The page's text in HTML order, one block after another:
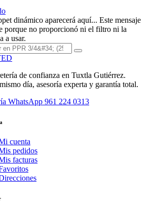
dinámico aparecerá aquí... Este mensaje
porque no proporcionó ni el filtro ni la
a usar.
de confianza en Tuxtla Gutiérrez.
día, asesoría experta y garantía total.
WhatsApp 961 224 0313
cuenta
pedidos
facturas